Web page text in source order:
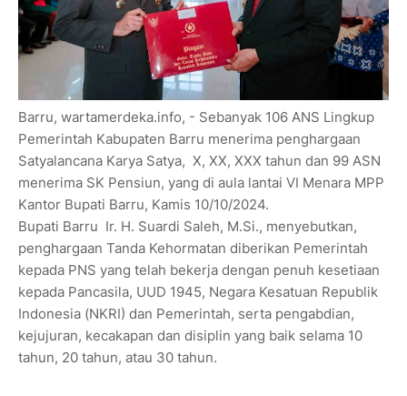
Barru, wartamerdeka.info, - Sebanyak 106 ANS Lingkup
Pemerintah Kabupaten Barru menerima penghargaan
Satyalancana Karya Satya, X, XX, XXX tahun dan 99 ASN
menerima SK Pensiun, yang di aula lantai VI Menara MPP
Kantor Bupati Barru, Kamis 10/10/2024.
Bupati Barru Ir. H. Suardi Saleh, M.Si., menyebutkan,
penghargaan Tanda Kehormatan diberikan Pemerintah
kepada PNS yang telah bekerja dengan penuh kesetiaan
kepada Pancasila, UUD 1945, Negara Kesatuan Republik
Indonesia (NKRI) dan Pemerintah, serta pengabdian,
kejujuran, kecakapan dan disiplin yang baik selama 10
tahun, 20 tahun, atau 30 tahun.